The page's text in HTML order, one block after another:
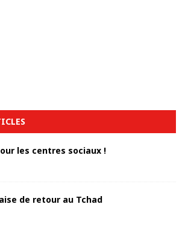
les centres sociaux !
de retour au Tchad